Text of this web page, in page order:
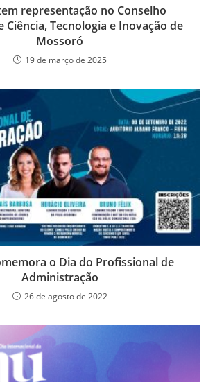
representação no Conselho
Ciência, Tecnologia e Inovação de
Mossoró
19 de março de 2025
o Dia do Profissional de
Administração
26 de agosto de 2022